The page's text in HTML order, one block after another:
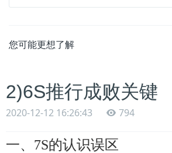
您可能更想了解
2)6S推行成败关键
2020-12-12 16:26:43 794
一、 7S的认识误区